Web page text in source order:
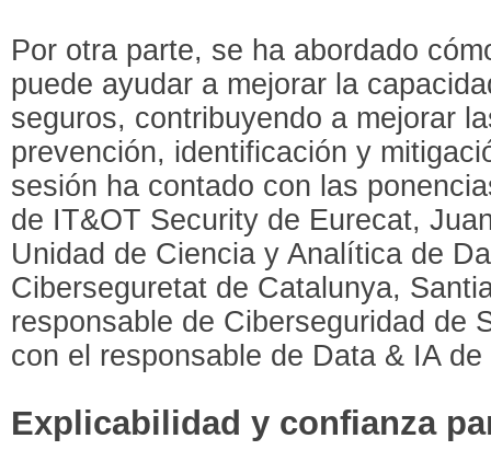
Por otra parte, se ha abordado
puede ayudar a mejorar la
seguros, contribuyendo a mejorar
prevención, identificación y
sesión ha contado con las
de IT&OT Security de Eurecat,
Unidad de Ciencia y Analítica de
Ciberseguretat de Catalunya,
responsable de Ciberseguridad de
con el responsable de Data & IA
Explicabilidad y confianza